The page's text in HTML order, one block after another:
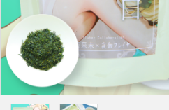
ガイドライン